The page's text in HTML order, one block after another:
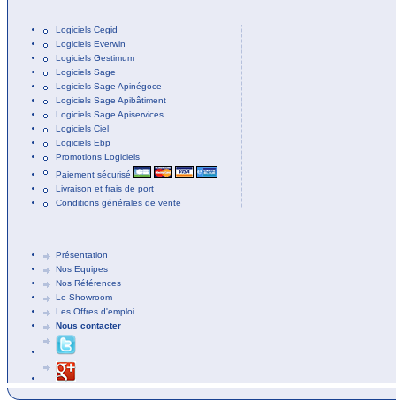
Logiciels Cegid
Logiciels Everwin
Logiciels Gestimum
Logiciels Sage
Logiciels Sage Apinégoce
Logiciels Sage Apibâtiment
Logiciels Sage Apiservices
Logiciels Ciel
Logiciels Ebp
Promotions Logiciels
Paiement sécurisé
Livraison et frais de port
Conditions générales de vente
Présentation
Nos Equipes
Nos Références
Le Showroom
Les Offres d'emploi
Nous contacter